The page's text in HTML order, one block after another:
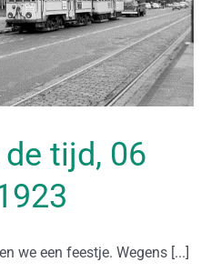
tijd, 06
we een feestje. Wegens [...]